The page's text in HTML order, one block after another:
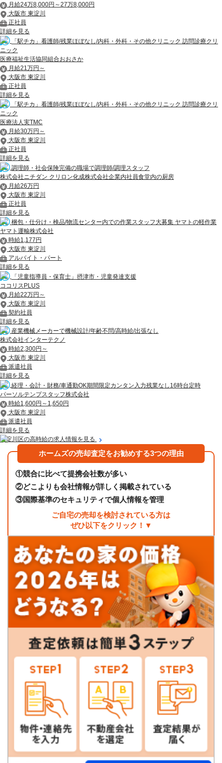
月給24万8,000円～27万8,000円
大阪市 東淀川
正社員
詳細を見る
「駅チカ」看護師/残業ほぼなし/内科・外科・その他クリニック 訪問診療クリ
ニック
医療福祉生活協同組合おおさか
月給21万円～
大阪市 東淀川
正社員
詳細を見る
「駅チカ」看護師/残業ほぼなし/内科・外科・その他クリニック 訪問診療クリ
ニック
医療法人実TMC
月給30万円～
大阪市 東淀川
正社員
詳細を見る
調理師・社会保険完備の職場で調理師/調理スタッフ
株式会社ニチダン クリロン化成株式会社企業内社員食堂内の厨房
月給26万円
大阪市 東淀川
正社員
詳細を見る
梱包・仕分け・検品/物流センター内での作業スタッフ大募集 ヤマトの軽作業
ヤマト運輸株式会社
時給1,177円
大阪市 東淀川
アルバイト・パート
詳細を見る
「児童指導員・保育士」摂津市・児童発達支援
ココリスPLUS
月給22万円～
大阪市 東淀川
契約社員
詳細を見る
産業機械メーカーで機械設計/年齢不問/高時給/出張なし
株式会社インターテクノ
時給2,300円～
大阪市 東淀川
派遣社員
詳細を見る
経理・会計・財務/車通勤OK期間限定カンタン入力残業なし16時台定時
パーソルテンプスタッフ株式会社
時給1,600円～1,650円
大阪市 東淀川
派遣社員
詳細を見る
東淀川区の高時給の求人情報を見る
ホームズの売却査定をお勧めする3つの理由
①競合に比べて提携会社数が多い
②どこよりも会社情報が詳しく掲載されている
③国際基準のセキュリティで個人情報を管理
ご自宅の売却を検討されている方は
ぜひ以下をクリック！▼